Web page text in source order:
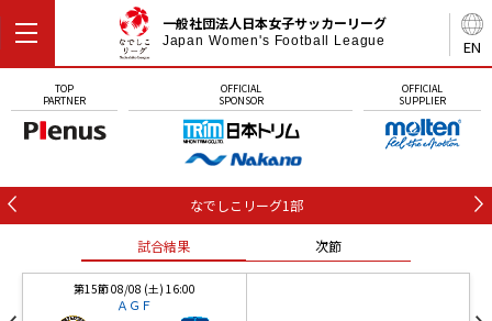
EN
一般社団法人日本女子サッカーリーグ
Japan Women's Football League
TOP
PARTNER
OFFICIAL
SPONSOR
OFFICIAL
SUPPLIER
なでしこリーグ1部
試合結果 次節
第15節 08/08 (土) 16:00
ＡＧＦ